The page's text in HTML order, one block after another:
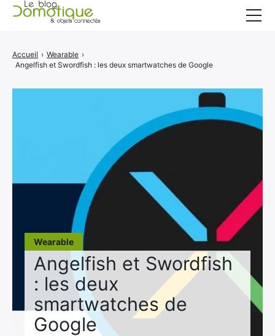
Wearable
Angelfish et Swordfish
: les deux
smartwatches de
Google
Accueil › Wearable ›
Angelfish et Swordfish : les deux smartwatches de Google
Catégories